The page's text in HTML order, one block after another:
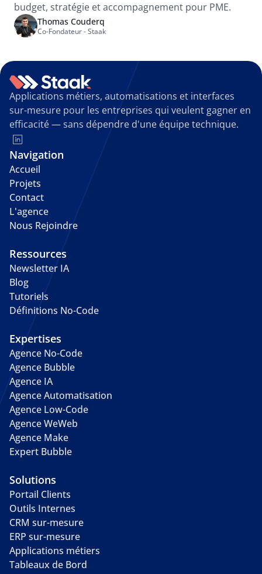
budget, stratégie et accompagnement pour PME.
Thomas Couderq
Co-Fondateur - Staak
Applications métiers, automatisations et interfaces
sur-mesure pour les entreprises qui veulent gagner en
efficacité — sans dépendre d'une équipe technique.
Navigation
Accueil
Projets
Contact
L'agence
Nous Rejoindre
Ressources
Newsletter IA
Blog
Tutoriels
Définitions No-Code
Expertises
Agence No-Code
Agence Bubble
Agence IA
Agence Automatisation
Agence Low-Code
Agence WeWeb
Agence Make
Expert Bubble
Solutions
Portail Clients
Outils Internes
CRM sur-mesure
ERP sur-mesure
Applications métiers
Tableaux de Bord